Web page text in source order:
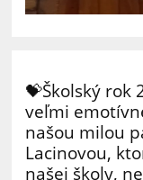
💝Školský rok
veľmi
našou milou
Lacinovou,
našej školy,